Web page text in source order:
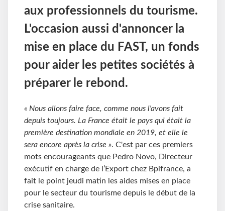
aux professionnels du tourisme.
L'occasion aussi d'annoncer la
mise en place du FAST, un fonds
pour aider les petites sociétés à
préparer le rebond.
« Nous allons faire face, comme nous l'avons fait
depuis toujours. La France était le pays qui était la
première destination mondiale en 2019, et elle le
sera encore après la crise ». C'est par ces premiers
mots encourageants que Pedro Novo, Directeur
exécutif en charge de l’Export chez Bpifrance, a
fait le point jeudi matin les aides mises en place
pour le secteur du tourisme depuis le début de la
crise sanitaire.